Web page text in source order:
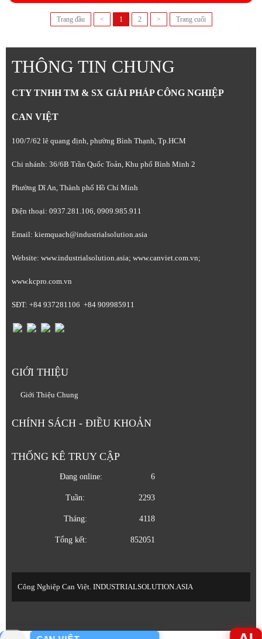
Trang đầu < 1 2 > Trang cuối
THÔNG TIN CHUNG
CTY TNHH TM & SX GIẢI PHÁP CÔNG NGHIỆP
CAN VIỆT
100/7/62 lê quang định, phường Bình Thạnh, Tp.HCM
Chi nhánh: 36/6B Trần Quốc Toản, Khu phố Bình Minh 2
Phường Dĩ An, Thành phố Hồ Chí Minh
Điện thoại: 0937.281.106, 0909.985.911
Email: kiemquach@industrialsolution.asia
Website: www.industrialsolution.asia; www.canviet.com.vn;
www.kcpro.com.vn
SĐT: +84 937281106 +84 909985911
GIỚI THIỆU
Giới Thiệu Chung
CHÍNH SÁCH - ĐIỀU KHOẢN
THỐNG KÊ TRUY CẬP
Đang online: 6
Tuần: 2293
Tháng: 4118
Tổng kết: 852051
Công Nghiệp Can Việt. INDUSTRIALSOLUTION.ASIA